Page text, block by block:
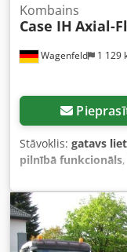
Wagenfeld 1 129
Kombains
Case IH Axial-
Stāvoklis: gatavs
pilnībā funkcionāls
veids:dīzeļdegviela
reģistrācija:07/2017
aizmugurējās
iekārtas/